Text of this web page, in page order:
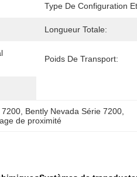
Type De Configuration
Longueur Totale:
Poids De Transport:
7200 Bently Nevada Série 7200
de proximité